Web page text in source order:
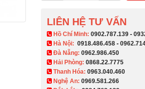
LIÊN HỆ TƯ VẤN
​ Hồ Chí Minh:0902.787.139 -
Hà Nội:0918.486.458 -
Đà Nẵng:0962.986.450
Hải Phòng:0868.22.7775
Thanh Hóa:0963.040.460
Nghệ An:0969.581.266